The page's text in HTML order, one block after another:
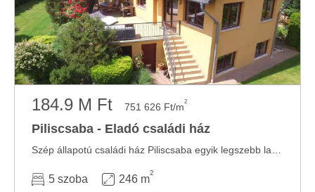
184.9 M Ft 751 626 Ft/m2
Piliscsaba - Eladó családi ház
5 szoba 246 m
2